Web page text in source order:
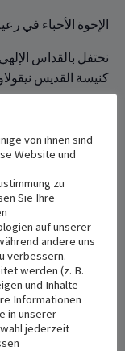
الإخوة الأحباء في
كنيسة القديس
DETAILS
مايو 25, 2025
Time:
von ihnen sind
Website und
zu
Sie Ihre
auf unserer
andere uns
verbessern.
werden (z. B.
und Inhalte
Informationen
in unserer
jederzeit